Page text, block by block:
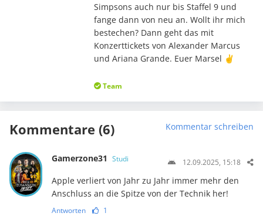
Simpsons auch nur bis Staffel 9 und
fange dann von neu an. Wollt ihr mich
bestechen? Dann geht das mit
Konzerttickets von Alexander Marcus
und Ariana Grande. Euer Marsel ✌️
Team
Kommentare (6) Kommentar schreiben
Gamerzone31 Studi 12.09.2025, 15:18
Apple verliert von Jahr zu Jahr immer mehr den
Anschluss an die Spitze von der Technik her!
Antworten 1